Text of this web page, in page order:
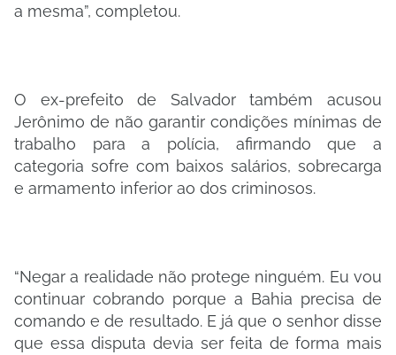
a mesma”, completou.
O ex-prefeito de Salvador também acusou
Jerônimo de não garantir condições mínimas de
trabalho para a polícia, afirmando que a
categoria sofre com baixos salários, sobrecarga
e armamento inferior ao dos criminosos.
“Negar a realidade não protege ninguém. Eu vou
continuar cobrando porque a Bahia precisa de
comando e de resultado. E já que o senhor disse
que essa disputa devia ser feita de forma mais